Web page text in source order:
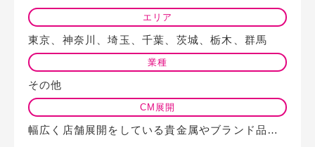
エリア
東京、神奈川、埼玉、千葉、茨城、栃木、群馬
業種
その他
CM展開
幅広く店舗展開をしている貴金属やブランド品の買い取り会社様がニッポン放送でラ…